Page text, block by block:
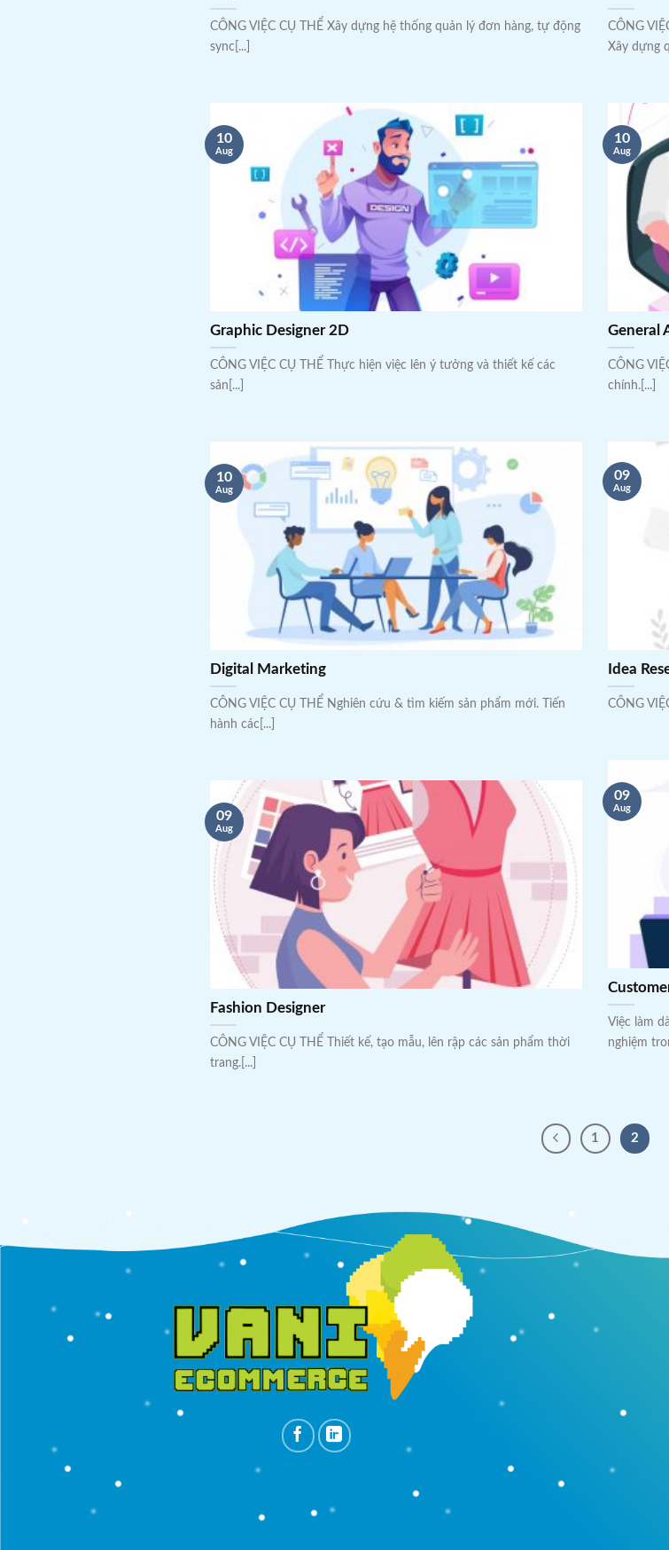
CÔNG VIỆC CỤ THỂ Xây dựng hệ thống quản lý đơn hàng, tự động
sync[...]
CÔNG
Xây dựng
Graphic Designer 2D
CÔNG VIỆC CỤ THỂ Thực hiện việc lên ý tưởng và thiết kế các
sản[...]
10
Aug
General
CÔNG
chính.[...]
10
Aug
Digital Marketing
CÔNG VIỆC CỤ THỂ Nghiên cứu & tìm kiếm sản phẩm mới. Tiến
hành các[...]
10
Aug
Idea
CÔNG
09
Aug
Việc làm
nghiệm
09
Aug
Fashion Designer
CÔNG VIỆC CỤ THỂ Thiết kế, tạo mẫu, lên rập các sản phẩm thời
trang.[...]
09
Aug
1 2